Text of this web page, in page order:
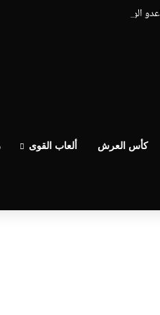
الوداد عيط ليهم قاضي التحقيق..
كأس العرش ألعاب القوى